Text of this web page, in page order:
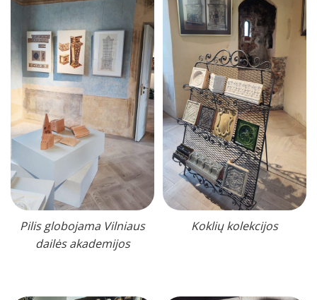
Pilis globojama Vilniaus
dailės akademijos
Koklių kolekcijos